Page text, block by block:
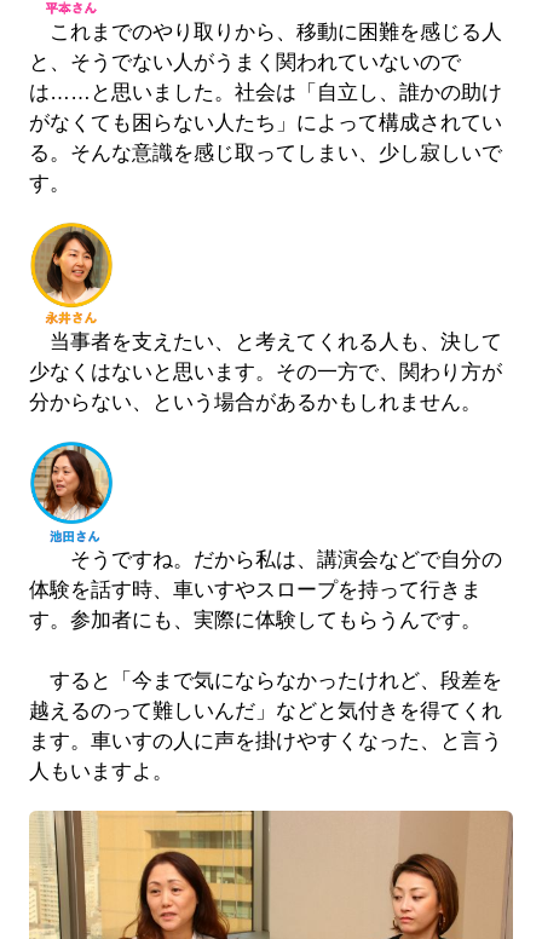
これまでのやり取りから、移動に困難を感じる人
と、そうでない人がうまく関われていないので
は……と思いました。社会は「自立し、誰かの助け
がなくても困らない人たち」によって構成されてい
る。そんな意識を感じ取ってしまい、少し寂しいで
す。
当事者を支えたい、と考えてくれる人も、決して
少なくはないと思います。その一方で、関わり方が
分からない、という場合があるかもしれません。
そうですね。だから私は、講演会などで自分の
体験を話す時、車いすやスロープを持って行きま
す。参加者にも、実際に体験してもらうんです。
すると「今まで気にならなかったけれど、段差を
越えるのって難しいんだ」などと気付きを得てくれ
ます。車いすの人に声を掛けやすくなった、と言う
人もいますよ。